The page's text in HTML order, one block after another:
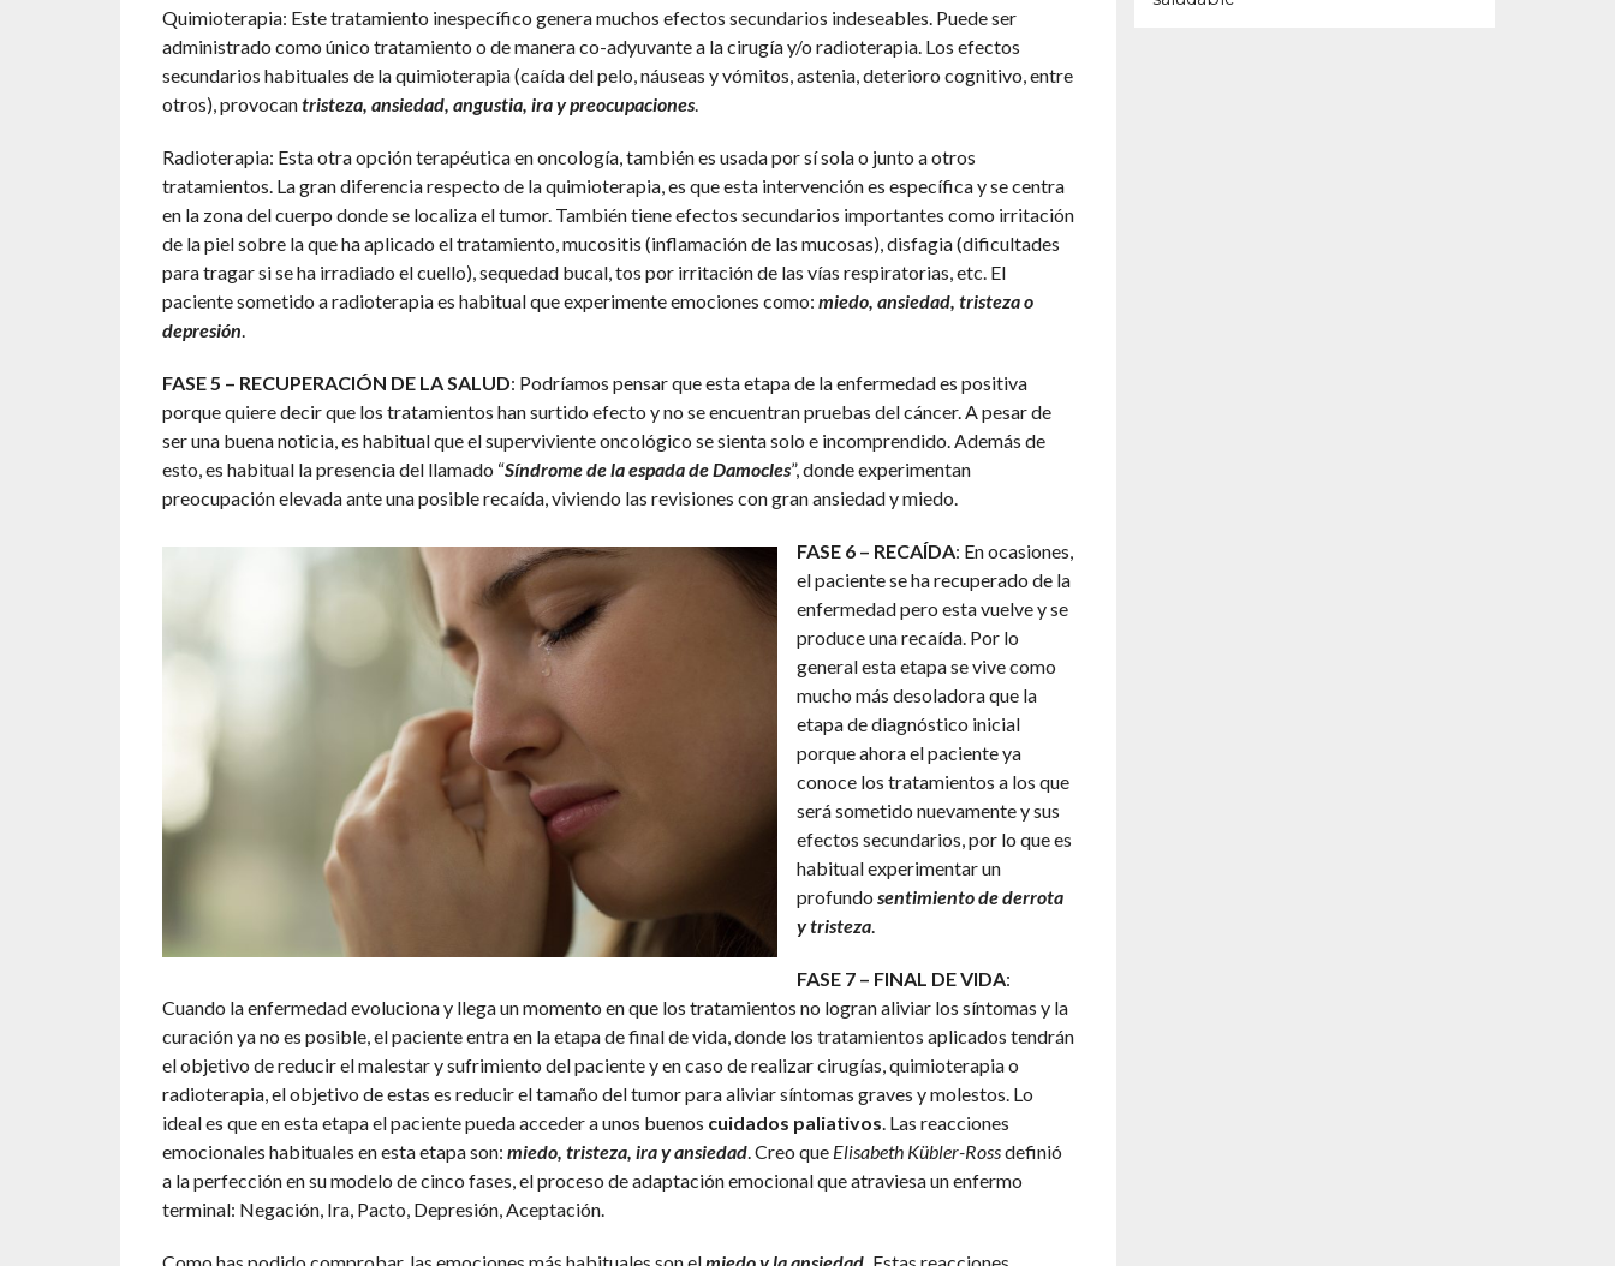
Quimioterapia: Este tratamiento inespecífico genera muchos efectos secundarios indeseables. Puede ser
administrado como único tratamiento o de manera co-adyuvante a la cirugía y/o radioterapia. Los efectos
secundarios habituales de la quimioterapia (caída del pelo, náuseas y vómitos, astenia, deterioro cognitivo, entre
otros), provocantristeza, ansiedad, angustia, ira y preocupaciones.
Radioterapia: Esta otra opción terapéutica en oncología, también es usada por sí sola o junto a otros
tratamientos. La gran diferencia respecto de la quimioterapia, es que esta intervención es específica y se centra
en la zona del cuerpo donde se localiza el tumor. También tiene efectos secundarios importantes como irritación
de la piel sobre la que ha aplicado el tratamiento, mucositis (inflamación de las mucosas), disfagia (dificultades
para tragar si se ha irradiado el cuello), sequedad bucal, tos por irritación de las vías respiratorias, etc. El
paciente sometido a radioterapia es habitual que experimente emociones como: miedo, ansiedad, tristeza o
depresión.
FASE 5 – RECUPERACIÓN DE LA SALUD: Podríamos pensar que esta etapa de la enfermedad es positiva
porque quiere decir que los tratamientos han surtido efecto y no se encuentran pruebas del cáncer. A pesar de
ser una buena noticia, es habitual que el superviviente oncológico se sienta solo e incomprendido. Además de
esto, es habitual la presencia del llamado “Síndrome de la espada de Damocles”, donde experimentan
preocupación elevada ante una posible recaída, viviendo las revisiones con gran ansiedad y miedo.
FASE 6 – RECAÍDA: En ocasiones,
el paciente se ha recuperado de la
enfermedad pero esta vuelve y se
produce una recaída. Por lo
general esta etapa se vive como
mucho más desoladora que la
etapa de diagnóstico inicial
porque ahora el paciente ya
conoce los tratamientos a los que
será sometido nuevamente y sus
efectos secundarios, por lo que es
habitual experimentar un
profundo sentimiento de derrota
y tristeza.
FASE 7 – FINAL DE VIDA:
Cuando la enfermedad evoluciona y llega un momento en que los tratamientos no logran aliviar los síntomas y la
curación ya no es posible, el paciente entra en la etapa de final de vida, donde los tratamientos aplicados tendrán
el objetivo de reducir el malestar y sufrimiento del paciente y en caso de realizar cirugías, quimioterapia o
radioterapia, el objetivo de estas es reducir el tamaño del tumor para aliviar síntomas graves y molestos. Lo
ideal es que en esta etapa el paciente pueda acceder a unos buenos cuidados paliativos. Las reacciones
emocionales habituales en esta etapa son: miedo, tristeza, ira y ansiedad. Creo que Elisabeth Kübler-Rossdefinió
a la perfección en su modelo de cinco fases, el proceso de adaptación emocional que atraviesa un enfermo
terminal: Negación, Ira, Pacto, Depresión, Aceptación.